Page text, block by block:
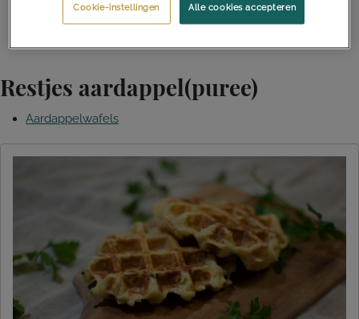
Hartige broodpudding
Restjes aardappel(puree)
Aardappelwafels
Alle cookies accepteren
Cookie-instellingen